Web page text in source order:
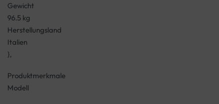
Gewicht
96.5 kg
Herstellungsland
Italien
},
Produktmerkmale
Modell